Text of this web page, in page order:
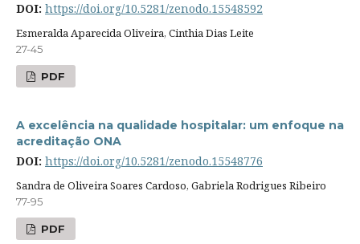
DOI: https://doi.org/10.5281/zenodo.15548592
Esmeralda Aparecida Oliveira, Cinthia Dias Leite
27-45
PDF
A excelência na qualidade hospitalar: um enfoque na
acreditação ONA
DOI: https://doi.org/10.5281/zenodo.15548776
Sandra de Oliveira Soares Cardoso, Gabriela Rodrigues Ribeiro
77-95
PDF